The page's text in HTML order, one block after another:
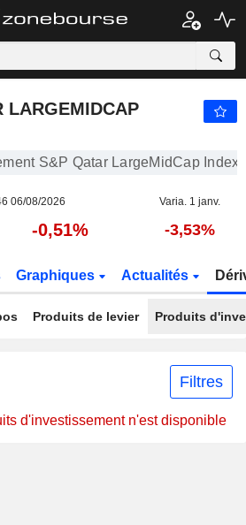
LARGEMIDCAP
S&P Qatar LargeMidCap Index
06/08/2026 Varia. 1 janv.
-0,51% -3,53%
Graphiques Actualités
Produits de levier Produits
Filtres
d'investissement n'est disponible